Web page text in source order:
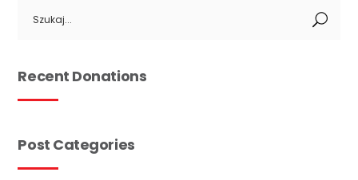
for:
Recent Donations
Post Categories